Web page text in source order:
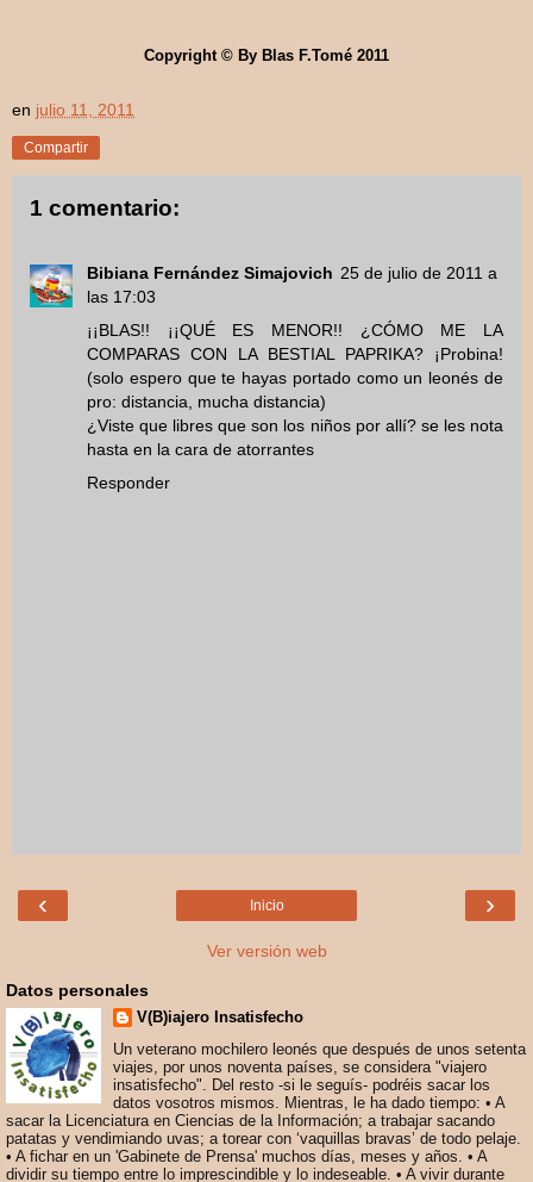
Copyright © By Blas F.Tomé 2011
en julio 11, 2011
Compartir
1 comentario:
Bibiana Fernández Simajovich 25 de julio de 2011 a
las 17:03
¡¡BLAS!! ¡¡QUÉ ES MENOR!! ¿CÓMO ME LA
COMPARAS CON LA BESTIAL PAPRIKA? ¡Probina!
(solo espero que te hayas portado como un leonés de
pro: distancia, mucha distancia)
¿Viste que libres que son los niños por allí? se les nota
hasta en la cara de atorrantes
Responder
‹ ›
Inicio
Ver versión web
Datos personales
V(B)iajero Insatisfecho
Un veterano mochilero leonés que después de unos setenta
viajes, por unos noventa países, se considera "viajero
insatisfecho". Del resto -si le seguís- podréis sacar los
datos vosotros mismos. Mientras, le ha dado tiempo: • A
sacar la Licenciatura en Ciencias de la Información; a trabajar sacando
patatas y vendimiando uvas; a torear con ‘vaquillas bravas’ de todo pelaje.
• A fichar en un 'Gabinete de Prensa' muchos días, meses y años. • A
dividir su tiempo entre lo imprescindible y lo indeseable. • A vivir durante